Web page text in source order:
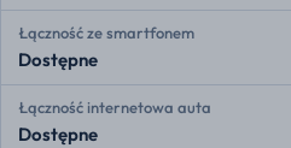
Łączność ze smartfonem
Dostępne
Łączność internetowa auta
Dostępne